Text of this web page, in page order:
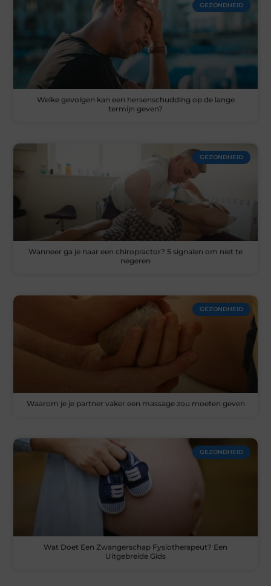
GEZONDHEID
Welke gevolgen kan een hersenschudding op de lange
termijn geven?
GEZONDHEID
Wanneer ga je naar een chiropractor? 5 signalen om niet te
negeren
GEZONDHEID
Waarom je je partner vaker een massage zou moeten geven
GEZONDHEID
Wat Doet Een Zwangerschap Fysiotherapeut? Een
Uitgebreide Gids